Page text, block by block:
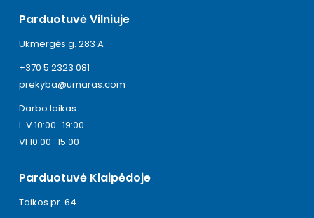
Parduotuvė Vilniuje
Ukmergės g. 283 A
+370 5 2323 081
prekyba@umaras.com
Darbo laikas:
I-V 10:00–19:00
VI 10:00–15:00
Parduotuvė Klaipėdoje
Taikos pr. 64